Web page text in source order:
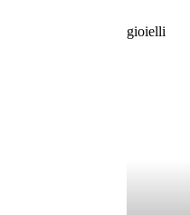
gioielli